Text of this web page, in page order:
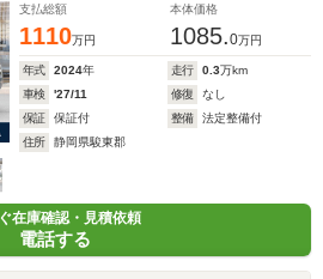
支払総額
1110万円
本体価格
1085.0万円
年式 2024年 走行 0.3万km
車検
'27/11 修復
なし
保証
保証付 整備
法定整備付
住所
静岡県駿東郡
在庫確認・見積依頼
電話する